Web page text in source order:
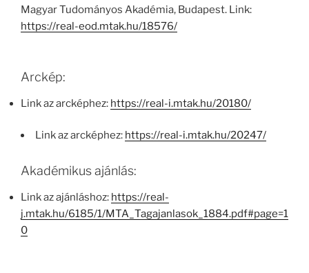
Magyar Tudományos Akadémia, Budapest. Link:
https://real-eod.mtak.hu/18576/
Arckép:
Link az arcképhez: https://real-i.mtak.hu/20180/
Link az arcképhez: https://real-i.mtak.hu/20247/
Akadémikus ajánlás:
Link az ajánláshoz: https://real-
j.mtak.hu/6185/1/MTA_Tagajanlasok_1884.pdf#page=1
0